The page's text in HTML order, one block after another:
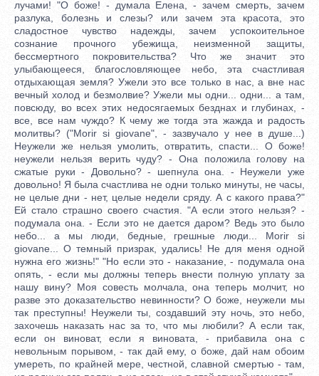
лучами! "О боже! - думала Елена, - зачем смерть, зачем
разлука, болезнь и слезы? или зачем эта красота, это
сладостное чувство надежды, зачем успокоительное
сознание прочного убежища, неизменной защиты,
бессмертного покровительства? Что же значит это
улыбающееся, благословляющее небо, эта счастливая
отдыхающая земля? Ужели это все только в нас, а вне нас
вечный холод и безмолвие? Ужели мы одни... одни... а там,
повсюду, во всех этих недосягаемых безднах и глубинах, -
все, все нам чуждо? К чему же тогда эта жажда и радость
молитвы? ("Morir si giovane", - зазвучало у нее в душе...)
Неужели же нельзя умолить, отвратить, спасти... О боже!
неужели нельзя верить чуду? - Она положила голову на
сжатые руки - Довольно? - шепнула она. - Неужели уже
довольно! Я была счастлива не одни только минуты, не часы,
не целые дни - нет, целые недели сряду. А с какого права?"
Ей стало страшно своего счастия. "А если этого нельзя? -
подумала она. - Если это не дается даром? Ведь это было
небо... а мы люди, бедные, грешные люди... Morir si
giovane... О темный призрак, удались! Не для меня одной
нужна его жизнь!" "Но если это - наказание, - подумала она
опять, - если мы должны теперь внести полную уплату за
нашу вину? Моя совесть молчала, она теперь молчит, но
разве это доказательство невинности? О боже, неужели мы
так преступны! Неужели ты, создавший эту ночь, это небо,
захочешь наказать нас за то, что мы любили? А если так,
если он виноват, если я виновата, - прибавила она с
невольным порывом, - так дай ему, о боже, дай нам обоим
умереть, по крайней мере, честной, славной смертью - там,